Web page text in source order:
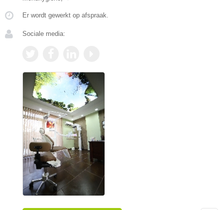
Er wordt gewerkt op afspraak.
Sociale media: